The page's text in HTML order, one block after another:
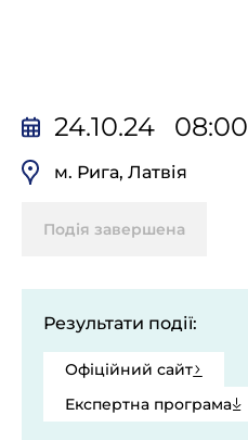
24.10.24 08:00
м. Рига, Латвія
Подія завершена
Результати події:
Офіційний сайт
Експертна програма